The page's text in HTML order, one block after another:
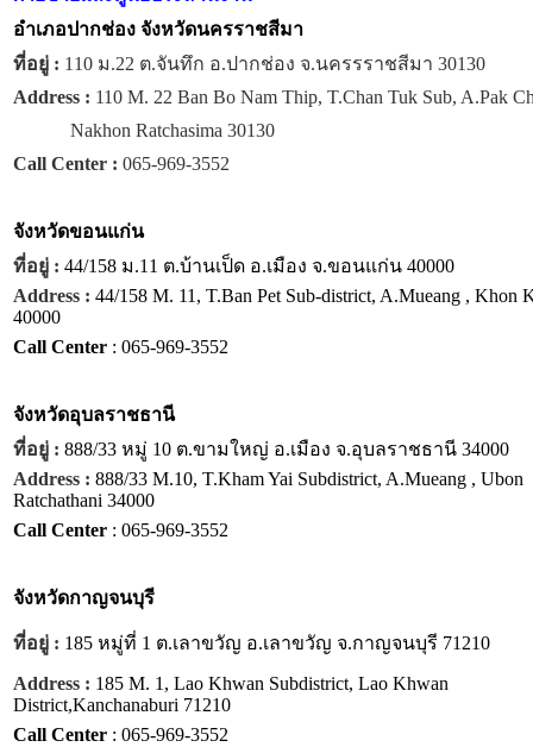
อำเภอปากช่อง จังหวัดนครราชสีมา
ที่อยู่ : 110 ม.22 ต.จันทึก อ.ปากช่อง จ.นครรราชสีมา 30130
Address : 110 M. 22 Ban Bo Nam Thip, T.Chan Tuk Sub, A.Pak
Nakhon Ratchasima 30130
Call Center : 065-969-3552
จังหวัดขอนแก่น
ที่อยู่ : 44/158 ม.11 ต.บ้านเป็ด อ.เมือง จ.ขอนแก่น 40000
Address : 44/158 M. 11, T.Ban Pet Sub-district, A.Mueang , Khon
40000
Call Center : 065-969-3552
จังหวัดอุบลราชธานี
ที่อยู่ : 888/33 หมู่ 10 ต.ขามใหญ่ อ.เมือง จ.อุบลราชธานี 34000
Address : 888/33 M.10, T.Kham Yai Subdistrict, A.Mueang , Ubon
Ratchathani 34000
Call Center : 065-969-3552
จังหวัดกาญจนบุรี
ที่อยู่ : 185 หมู่ที่ 1 ต.เลาขวัญ อ.เลาขวัญ จ.กาญจนบุรี 71210
Address : 185 M. 1, Lao Khwan Subdistrict, Lao Khwan
District,Kanchanaburi 71210
Call Center : 065-969-3552